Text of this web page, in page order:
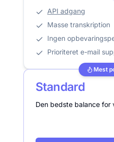
API adgang
Masse transkription
Ingen
Prioriteret e-mail
Mest
Standard
Den bedste balance for